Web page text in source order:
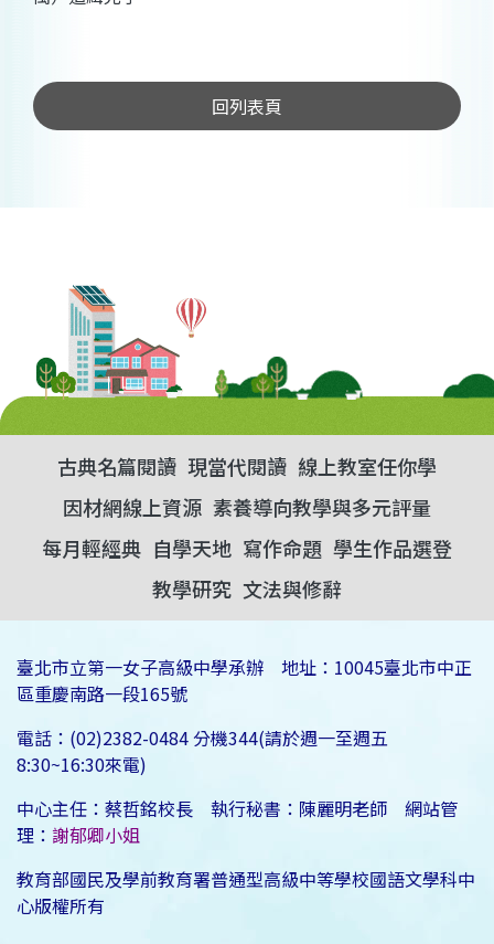
回列表頁
古典名篇閱讀 現當代閱讀 線上教室任你學
因材網線上資源 素養導向教學與多元評量
每月輕經典 自學天地 寫作命題 學生作品選登
教學研究 文法與修辭
臺北市立第一女子高級中學承辦 地址：10045臺北市中正
區重慶南路一段165號
電話：(02)2382-0484 分機344(請於週一至週五
8:30~16:30來電)
中心主任：蔡哲銘校長 執行秘書：陳麗明老師 網站管
理： 謝郁卿小姐
教育部國民及學前教育署普通型高級中等學校國語文學科中
心版權所有